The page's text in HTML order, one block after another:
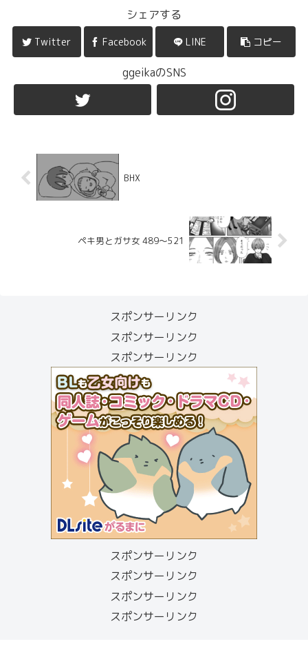
シェアする
Twitter Facebook LINE コピー
ggeikaのSNS
BHX
ペキ男とガサ女 489〜521
スポンサーリンク
スポンサーリンク
スポンサーリンク
スポンサーリンク
スポンサーリンク
スポンサーリンク
スポンサーリンク